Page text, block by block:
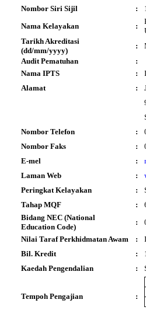
Nombor Siri Sijil
:
Nama Kelayakan
:
Tarikh Akreditasi
(dd/mm/yyyy)
:
Audit Pematuhan
:
Nama IPTS
:
Alamat
:
Nombor Telefon
:
Nombor Faks
:
E-mel
:
Laman Web
:
Peringkat Kelayakan
:
Tahap MQF
:
Bidang NEC (National
Education Code)
:
Nilai Taraf Perkhidmatan Awam
:
Bil. Kredit
:
Kaedah Pengendalian
:
Tempoh Pengajian :